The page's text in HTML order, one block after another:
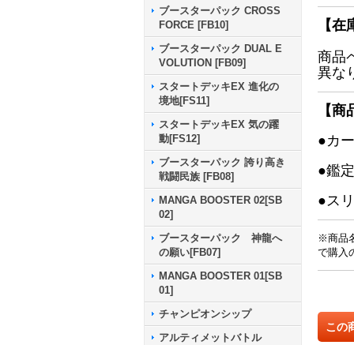
ブースターパック CROSS
FORCE [FB10]
ブースターパック DUAL E
VOLUTION [FB09]
スタートデッキEX 進化の
境地[FS11]
スタートデッキEX 気の躍
動[FS12]
ブースターパック 誇り高き
戦闘民族 [FB08]
MANGA BOOSTER 02[SB
02]
ブースターパック 神龍へ
の願い[FB07]
MANGA BOOSTER 01[SB
01]
チャンピオンシップ
アルティメットバトル
【
商品
異な
【
●カ
●鑑
●ス
※商品
で購入
この